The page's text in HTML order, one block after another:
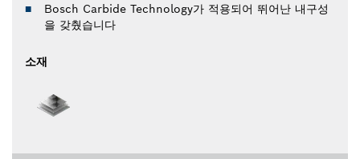
Bosch Carbide Technology가 적용되어 뛰어난 내구성
을 갖췄습니다
소재